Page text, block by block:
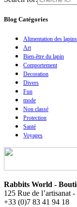
Blog Catégories
Alimentation des lapins
Art
Bien-être du lapin
Comportement
Decoration
Divers
Fun
mode
Non classé
Protection
Santé
Voyages
Rabbits World -
125 Rue de l’artisanat
+33 (0)7 83 41 94 18